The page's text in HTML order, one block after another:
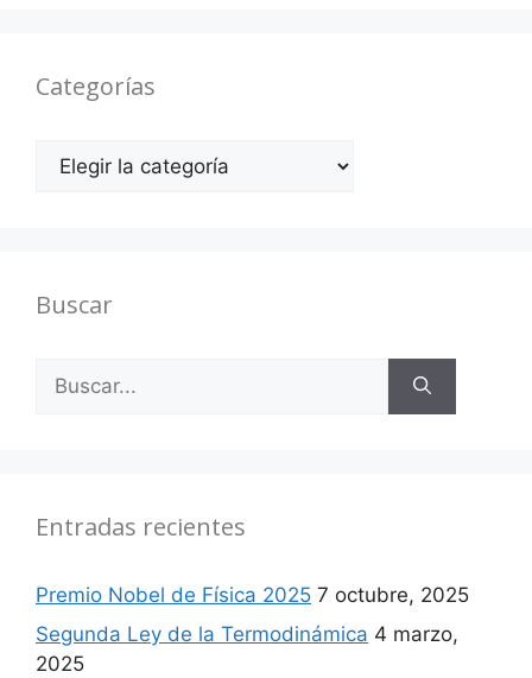
Categorías
Categorías
Buscar
Entradas recientes
Premio Nobel de Física 2025 7 octubre, 2025
Segunda Ley de la Termodinámica 4 marzo,
2025